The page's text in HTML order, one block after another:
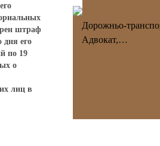
штраф
дня его
по 19
о
лиц в
Дорожньо-
Адвокат,…